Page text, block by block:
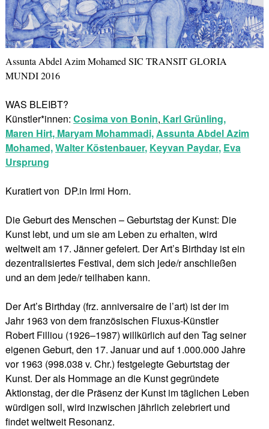
Assunta Abdel Azim Mohamed SIC TRANSIT GLORIA
MUNDI 2016
WAS BLEIBT?
Künstler*innen: Cosima von Bonin, Karl Grünling,
Maren Hirt, Maryam Mohammadi,Assunta Abdel Azim
Mohamed,Walter Köstenbauer, Keyvan Paydar, Eva
Ursprung
Kuratiert von DP.in Irmi Horn.
Die Geburt des Menschen – Geburtstag der Kunst: Die
Kunst lebt, und um sie am Leben zu erhalten, wird
weltweit am 17. Jänner gefeiert. Der Art’s Birthday ist ein
dezentralisiertes Festival, dem sich jede/r anschließen
und an dem jede/r teilhaben kann.
Der Art’s Birthday (frz. anniversaire de l’art) ist der im
Jahr 1963 von dem französischen Fluxus-Künstler
Robert Filliou (1926–1987) willkürlich auf den Tag seiner
eigenen Geburt, den 17. Januar und auf 1.000.000 Jahre
vor 1963 (998.038 v. Chr.) festgelegte Geburtstag der
Kunst. Der als Hommage an die Kunst gegründete
Aktionstag, der die Präsenz der Kunst im täglichen Leben
würdigen soll, wird inzwischen jährlich zelebriert und
findet weltweit Resonanz.